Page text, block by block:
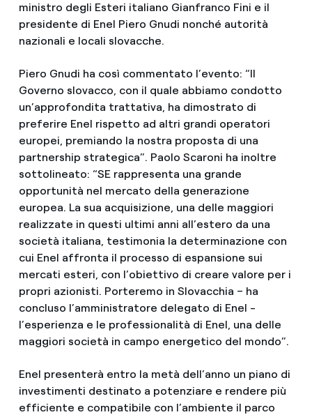
ministro degli Esteri italiano Gianfranco Fini e il
presidente di Enel Piero Gnudi nonché autorità
nazionali e locali slovacche.
Piero Gnudi ha così commentato l’evento: “Il
Governo slovacco, con il quale abbiamo condotto
un’approfondita trattativa, ha dimostrato di
preferire Enel rispetto ad altri grandi operatori
europei, premiando la nostra proposta di una
partnership strategica”. Paolo Scaroni ha inoltre
sottolineato: “SE rappresenta una grande
opportunità nel mercato della generazione
europea. La sua acquisizione, una delle maggiori
realizzate in questi ultimi anni all’estero da una
società italiana, testimonia la determinazione con
cui Enel affronta il processo di espansione sui
mercati esteri, con l’obiettivo di creare valore per i
propri azionisti. Porteremo in Slovacchia – ha
concluso l’amministratore delegato di Enel -
l’esperienza e le professionalità di Enel, una delle
maggiori società in campo energetico del mondo”.
Enel presenterà entro la metà dell’anno un piano di
investimenti destinato a potenziare e rendere più
efficiente e compatibile con l’ambiente il parco